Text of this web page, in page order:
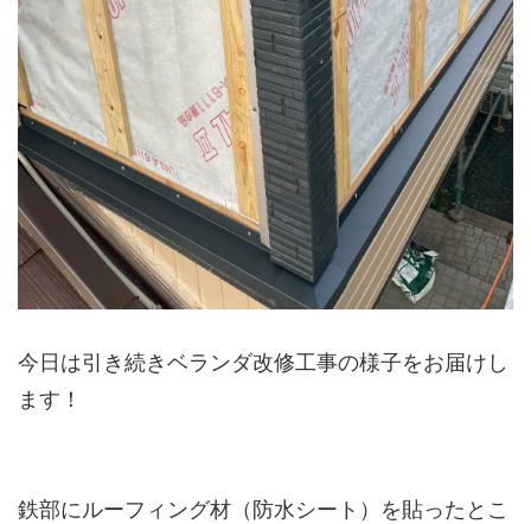
今日は引き続きベランダ改修工事の様子をお届けし
ます！
鉄部にルーフィング材（防水シート）を貼ったとこ